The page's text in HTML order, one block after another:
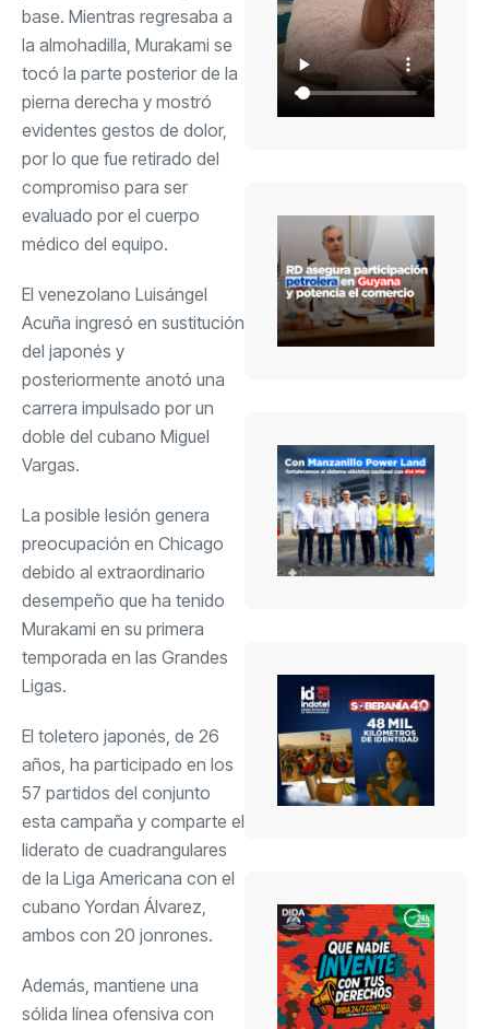
base. Mientras regresaba a
la almohadilla, Murakami se
tocó la parte posterior de la
pierna derecha y mostró
evidentes gestos de dolor,
por lo que fue retirado del
compromiso para ser
evaluado por el cuerpo
médico del equipo.
El venezolano Luisángel
Acuña ingresó en sustitución
del japonés y
posteriormente anotó una
carrera impulsado por un
doble del cubano Miguel
Vargas.
La posible lesión genera
preocupación en Chicago
debido al extraordinario
desempeño que ha tenido
Murakami en su primera
temporada en las Grandes
Ligas.
El toletero japonés, de 26
años, ha participado en los
57 partidos del conjunto
esta campaña y comparte el
liderato de cuadrangulares
de la Liga Americana con el
cubano Yordan Álvarez,
ambos con 20 jonrones.
Además, mantiene una
sólida línea ofensiva con